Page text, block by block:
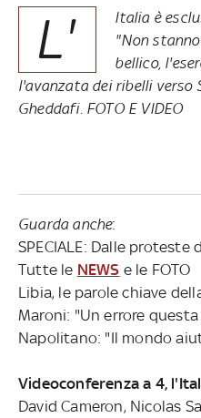
L'
Italia è
"Non
bellico,
l'avanzata dei ribelli
Gheddafi. FOTO E VIDEO
Guarda anche:
SPECIALE: Dalle
Tutte le NEWS e le FOTO
Libia, le parole chiave
Maroni: "Un errore
Napolitano: "Il mondo
Videoconferenza a 4,
David Cameron, Nicolas